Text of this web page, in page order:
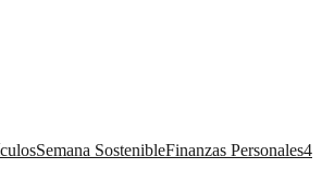
Semana SostenibleFinanzas Personales4